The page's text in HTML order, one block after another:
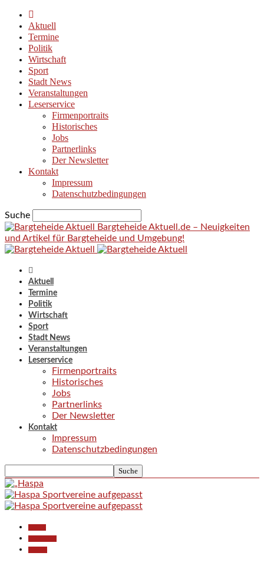
Aktuell
Termine
Politik
Wirtschaft
Sport
Stadt News
Veranstaltungen
Leserservice
Firmenportraits
Historisches
Jobs
Partnerlinks
Der Newsletter
Kontakt
Impressum
Datenschutzbedingungen
Suche
Bargteheide Aktuell.de – Neuigkeiten
und Artikel für Bargteheide und Umgebung!
Aktuell
Termine
Politik
Wirtschaft
Sport
Stadt News
Veranstaltungen
Leserservice
Firmenportraits
Historisches
Jobs
Partnerlinks
Der Newsletter
Kontakt
Impressum
Datenschutzbedingungen